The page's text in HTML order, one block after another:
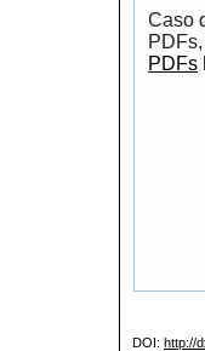
Caso
PDFs
DOI: http://